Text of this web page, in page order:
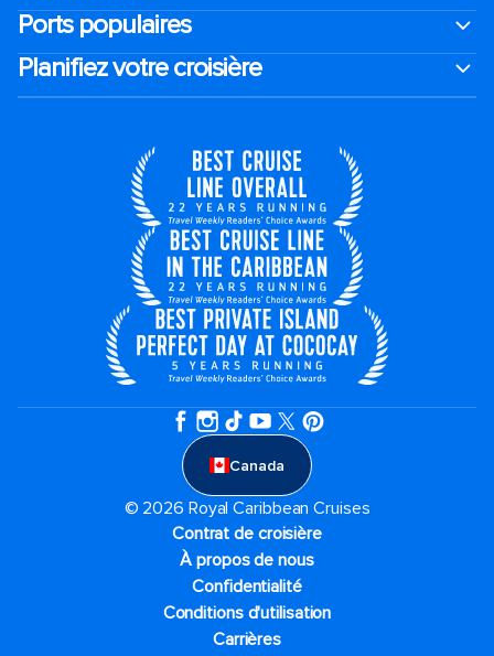
Ports populaires
Planifiez votre croisière
Canada
© 2026 Royal Caribbean Cruises
Contrat de croisière
À propos de nous
Confidentialité
Conditions d'utilisation
Carrières